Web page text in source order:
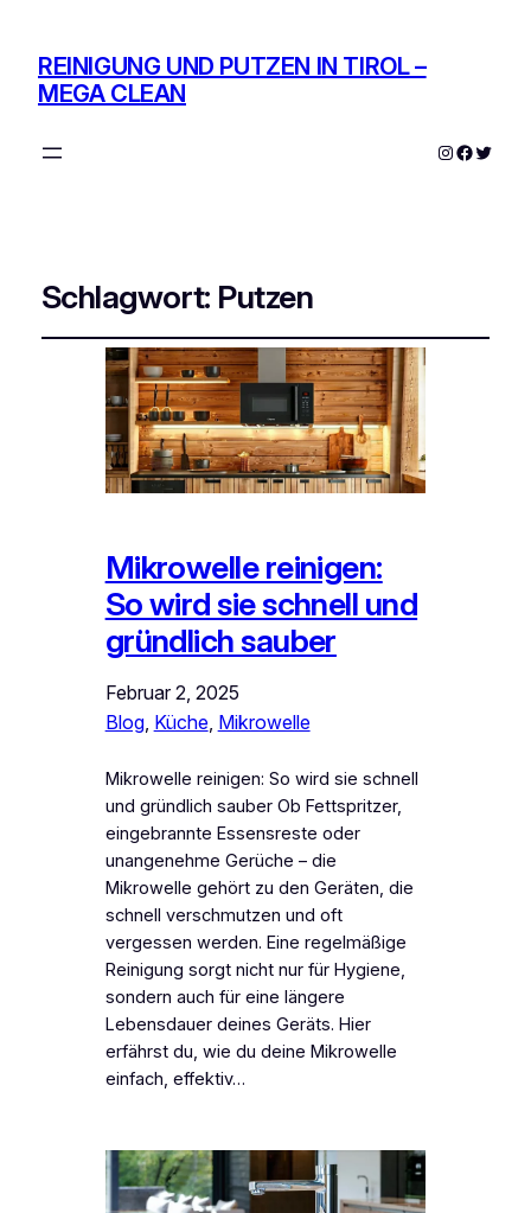
REINIGUNG UND PUTZEN IN TIROL –
MEGA CLEAN
Instagram
Twitter
Schlagwort: Putzen
Mikrowelle reinigen:
So wird sie schnell und
gründlich sauber
Februar 2, 2025
Blog, Küche, Mikrowelle
Mikrowelle reinigen: So wird sie schnell
und gründlich sauber Ob Fettspritzer,
eingebrannte Essensreste oder
unangenehme Gerüche – die
Mikrowelle gehört zu den Geräten, die
schnell verschmutzen und oft
vergessen werden. Eine regelmäßige
Reinigung sorgt nicht nur für Hygiene,
sondern auch für eine längere
Lebensdauer deines Geräts. Hier
erfährst du, wie du deine Mikrowelle
einfach, effektiv…